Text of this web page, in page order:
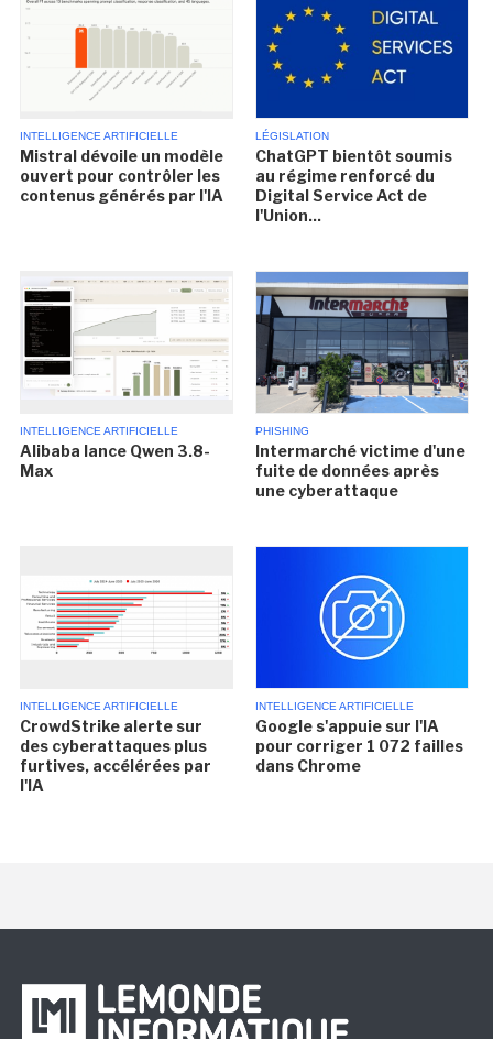
INTELLIGENCE ARTIFICIELLE
Mistral dévoile un modèle
ouvert pour contrôler les
contenus générés par l'IA
LÉGISLATION
ChatGPT bientôt soumis
au régime renforcé du
Digital Service Act de
l'Union...
INTELLIGENCE ARTIFICIELLE
Alibaba lance Qwen 3.8-
Max
PHISHING
Intermarché victime d'une
fuite de données après
une cyberattaque
INTELLIGENCE ARTIFICIELLE
CrowdStrike alerte sur
des cyberattaques plus
furtives, accélérées par
l'IA
INTELLIGENCE ARTIFICIELLE
Google s'appuie sur l'IA
pour corriger 1 072 failles
dans Chrome